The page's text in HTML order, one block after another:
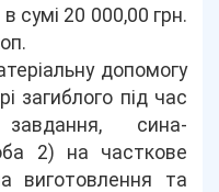
сумі 20 000,00 грн.
допомогу
загиблого під час
сина-
2) на часткове
виготовлення та